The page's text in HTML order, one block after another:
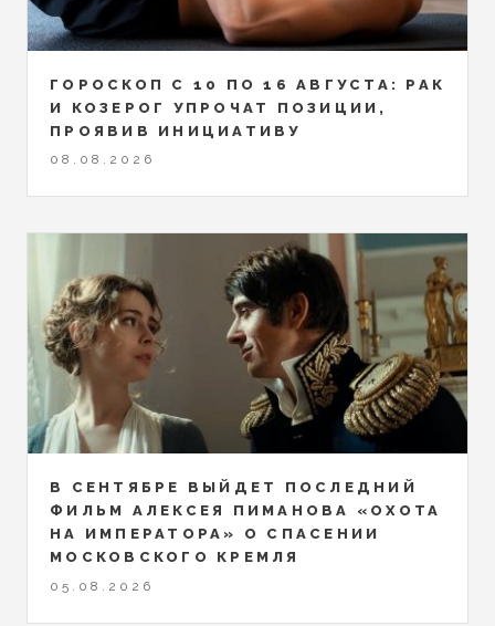
ГОРОСКОП С 10 ПО 16 АВГУСТА: РАК
И КОЗЕРОГ УПРОЧАТ ПОЗИЦИИ,
ПРОЯВИВ ИНИЦИАТИВУ
08.08.2026
В СЕНТЯБРЕ ВЫЙДЕТ ПОСЛЕДНИЙ
ФИЛЬМ АЛЕКСЕЯ ПИМАНОВА «ОХОТА
НА ИМПЕРАТОРА» О СПАСЕНИИ
МОСКОВСКОГО КРЕМЛЯ
05.08.2026